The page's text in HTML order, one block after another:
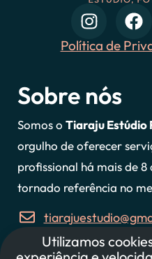
Política de
Sobre nós
Somos o Tiaraju
orgulho de oferecer
profissional há mais de 8
tornado referência no
47 997607127
Utilizamos